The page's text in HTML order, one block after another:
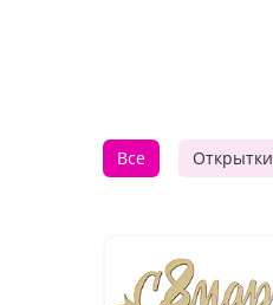
Все Открытки